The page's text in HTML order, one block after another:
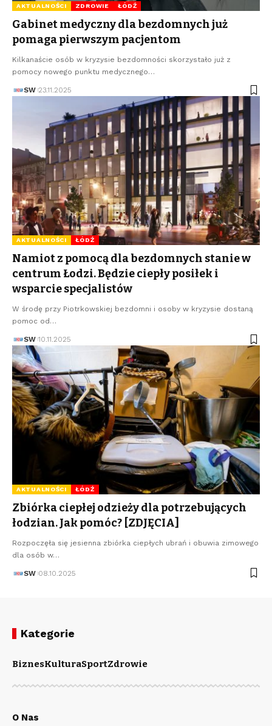
AKTUALNOŚCI ZDROWIE ŁÓDŹ
Gabinet medyczny dla bezdomnych już
pomaga pierwszym pacjentom
Kilkanaście osób w kryzysie bezdomności skorzystało już z
pomocy nowego punktu medycznego…
SW 23.11.2025
AKTUALNOŚCI ŁÓDŹ
Namiot z pomocą dla bezdomnych stanie w
centrum Łodzi. Będzie ciepły posiłek i
wsparcie specjalistów
W środę przy Piotrkowskiej bezdomni i osoby w kryzysie dostaną
pomoc od…
SW 10.11.2025
AKTUALNOŚCI ŁÓDŹ
Zbiórka ciepłej odzieży dla potrzebujących
łodzian. Jak pomóc? [ZDJĘCIA]
Rozpoczęła się jesienna zbiórka ciepłych ubrań i obuwia zimowego
dla osób w…
SW 08.10.2025
Kategorie
BiznesKulturaSportZdrowie
O Nas